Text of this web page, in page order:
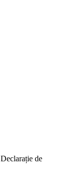
Declarație de